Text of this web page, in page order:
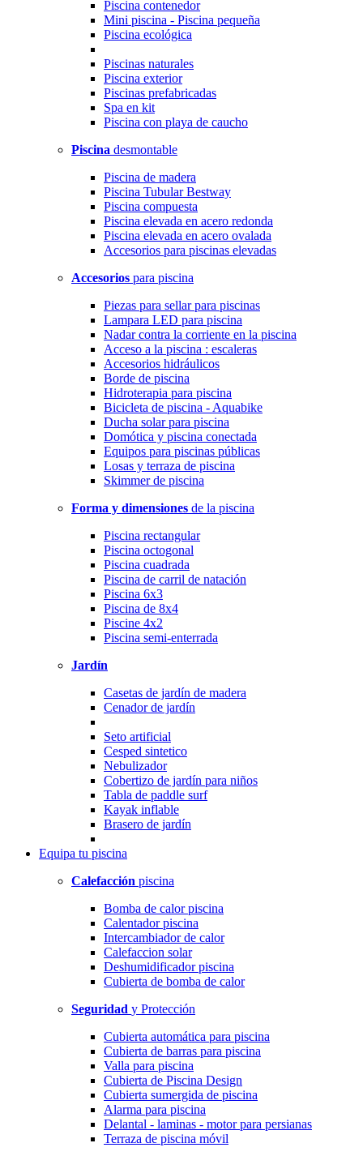
Piscina contenedor
Mini piscina - Piscina pequeña
Piscina ecológica
Piscinas naturales
Piscina exterior
Piscinas prefabricadas
Spa en kit
Piscina con playa de caucho
Piscina desmontable
Piscina de madera
Piscina Tubular Bestway
Piscina compuesta
Piscina elevada en acero redonda
Piscina elevada en acero ovalada
Accesorios para piscinas elevadas
Accesorios para piscina
Piezas para sellar para piscinas
Lampara LED para piscina
Nadar contra la corriente en la piscina
Acceso a la piscina : escaleras
Accesorios hidráulicos
Borde de piscina
Hidroterapia para piscina
Bicicleta de piscina - Aquabike
Ducha solar para piscina
Domótica y piscina conectada
Equipos para piscinas públicas
Losas y terraza de piscina
Skimmer de piscina
Forma y dimensiones de la piscina
Piscina rectangular
Piscina octogonal
Piscina cuadrada
Piscina de carril de natación
Piscina 6x3
Piscina de 8x4
Piscine 4x2
Piscina semi-enterrada
Jardín
Casetas de jardín de madera
Cenador de jardín
Seto artificial
Cesped sintetico
Nebulizador
Cobertizo de jardín para niños
Tabla de paddle surf
Kayak inflable
Brasero de jardín
Equipa tu piscina
Calefacción piscina
Bomba de calor piscina
Calentador piscina
Intercambiador de calor
Calefaccion solar
Deshumidificador piscina
Cubierta de bomba de calor
Seguridad y Protección
Cubierta automática para piscina
Cubierta de barras para piscina
Valla para piscina
Cubierta de Piscina Design
Cubierta sumergida de piscina
Alarma para piscina
Delantal - laminas - motor para persianas
Terraza de piscina móvil